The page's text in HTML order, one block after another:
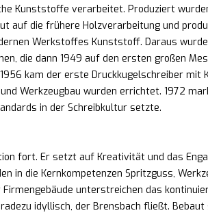
Kunststoffe verarbeitet. Produziert
auf die frühere Holzverarbeitung und
Werkstoffes Kunststoff. Daraus
die dann 1949 auf den ersten großen
kam der erste Druckkugelschreiber
Werkzeugbau wurden errichtet. 1972
in der Schreibkultur setzte.
fort. Er setzt auf Kreativität und das
in die Kernkompetenzen Spritzguss,
unterstreichen das
idyllisch, der Brensbach fließt.